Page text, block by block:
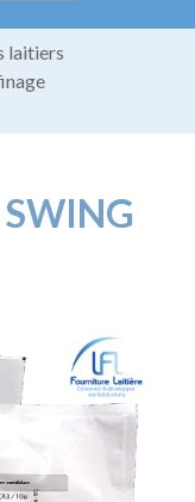
laitiers
SWING